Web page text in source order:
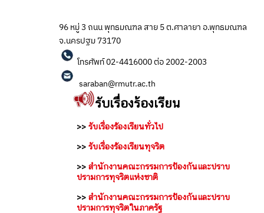
96 หมู่ 3 ถนน พุทธมณฑล สาย 5 ต.ศาลายา อ.พุทธมณฑล
จ.นครปฐม 73170
โทรศัพท์ 02-4416000 ต่อ 2002-2003
saraban@rmutr.ac.th
รับเรื่องร้องเรียน
>> รับเรื่องร้องเรียนทั่วไป
>> รับเรื่องร้องเรียนทุจริต
>> สำนักงานคณะกรรมการป้องกันและปราบ
ปรามการทุจริตแห่งชาติ
>> สำนักงานคณะกรรมการป้องกันและปราบ
ปรามการทุจริตในภาครัฐ